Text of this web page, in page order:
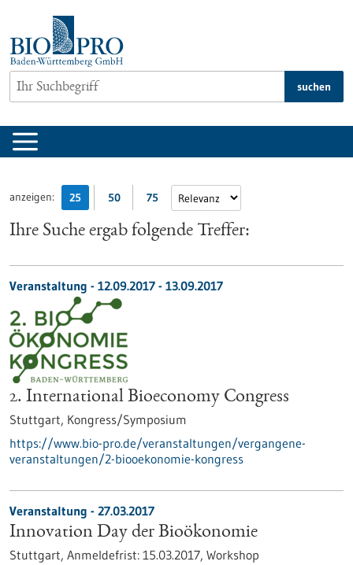
springen
suchen
anzeigen: 25 50 75
Ihre Suche ergab folgende Treffer:
Veranstaltung - 12.09.2017 - 13.09.2017
2. International Bioeconomy Congress
Stuttgart, Kongress/Symposium
https://www.bio-pro.de/veranstaltungen/vergangene-
veranstaltungen/2-biooekonomie-kongress
Veranstaltung - 27.03.2017
Innovation Day der Bioökonomie
Stuttgart, Anmeldefrist: 15.03.2017, Workshop